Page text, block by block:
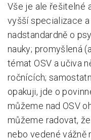
Vše je ale řešitelné
vyšší specializace
nadstandardně o
nauky; promyšlená
témat OSV a učiva
ročnících;
opakuji, jde o
můžeme nad OSV
můžeme radovat,
nebo vedené vážně